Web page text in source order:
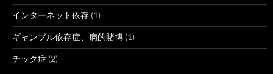
インターネット依存 (1)
ギャンブル依存症、病的賭博 (1)
チック症 (2)